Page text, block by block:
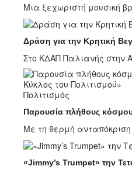
Μια ξεχωριστή μουσική
Δράση για την Κρητική
Στο ΚΔΑΠ Παλιανής στην
Πολιτισμός
Παρουσία πλήθους
Με τη θερμή ανταπόκριση
«Jimmy’s Trumpet» την